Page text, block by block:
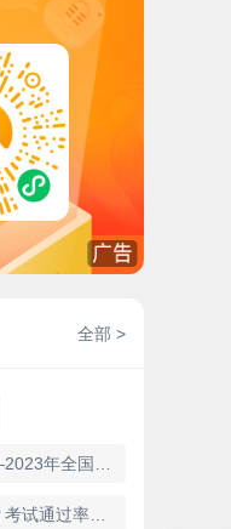
全部 >